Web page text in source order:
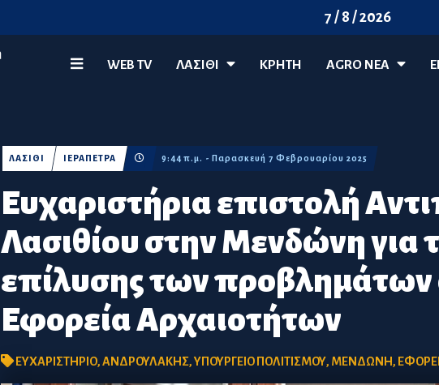
7 / 8 / 2026
WEB TV ΛΑΣΊΘΙ ΚΡΗΤΗ AGRO ΝΈΑ
Ευχαριστήρια επιστολή
Λασιθίου στην Μενδώνη για
επίλυσης των προβλημάτων
Εφορεία Αρχαιοτήτων
ΛΑΣΙΘΙ ΙΕΡΑΠΕΤΡΑ 9:44 π.μ. - Παρασκευή 7 Φεβρουαρίου 2025
ΕΥΧΑΡΙΣΤΗΡΙΟ,ΑΝΔΡΟΥΛΑΚΗΣ,ΥΠΟΥΡΓΕΙΟ ΠΟΛΙΤΙΣΜΟΥ, ΜΕΝΔΩΝΗ,